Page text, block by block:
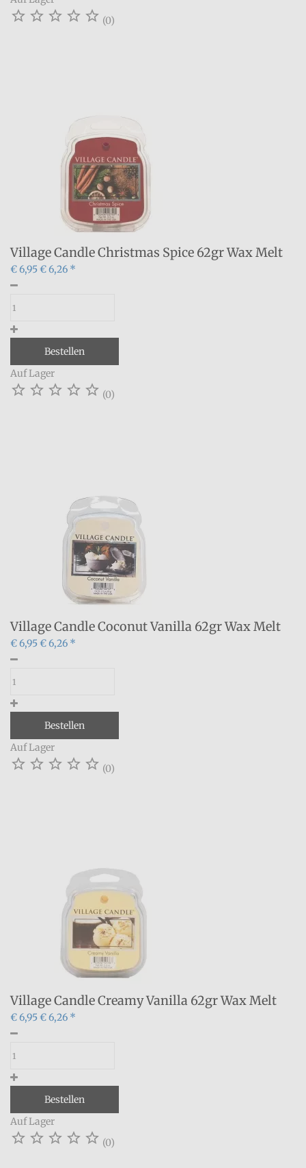
     (0)
Village Candle Christmas Spice 62gr Wax Melt
€ 6,95€ 6,26 *
Bestellen
Auf Lager
     (0)
Village Candle Coconut Vanilla 62gr Wax Melt
€ 6,95€ 6,26 *
Bestellen
Auf Lager
     (0)
Village Candle Creamy Vanilla 62gr Wax Melt
€ 6,95€ 6,26 *
Bestellen
Auf Lager
     (0)